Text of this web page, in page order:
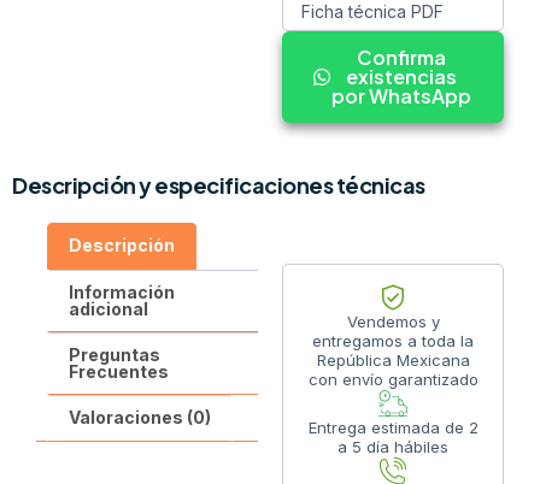
Ficha técnica PDF
Confirma
existencias
por WhatsApp
Descripción y especificaciones técnicas
Descripción
Información
adicional
Preguntas
Frecuentes
Valoraciones (0)
Vendemos y
entregamos a toda la
República Mexicana
con envío garantizado
Entrega estimada de 2
a 5 día hábiles